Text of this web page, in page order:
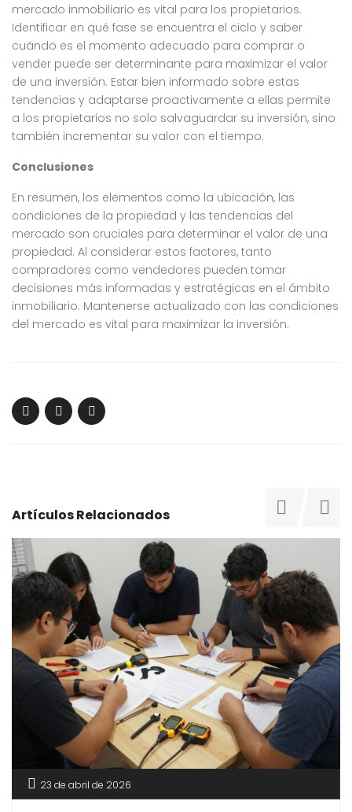
mercado inmobiliario es vital para los propietarios.
Identificar en qué fase se encuentra el ciclo y saber
cuándo es el momento adecuado para comprar o
vender puede ser determinante para maximizar el valor
de una inversión. Estar bien informado sobre estas
tendencias y adaptarse proactivamente a ellas permite
a los propietarios no solo salvaguardar su inversión, sino
también incrementar su valor con el tiempo.
Conclusiones
En resumen, los elementos como la ubicación, las
condiciones de la propiedad y las tendencias del
mercado son cruciales para determinar el valor de una
propiedad. Al considerar estos factores, tanto
compradores como vendedores pueden tomar
decisiones más informadas y estratégicas en el ámbito
inmobiliario. Mantenerse actualizado con las condiciones
del mercado es vital para maximizar la inversión.
Artículos Relacionados
23 de abril de 2026